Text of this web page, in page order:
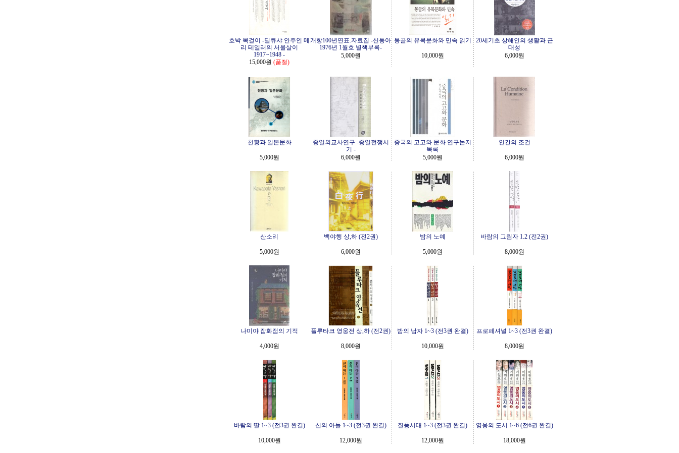
호박 목걸이 -딜큐샤 안주인 메
리 테일러의 서울살이
1917~1948 -
15,000원 (품절)
개항100년연표.자료집 -신동아
1976년 1월호 별책부록-
5,000원
몽골의 유목문화와 민속 읽기
10,000원
20세기초 상해인의 생활과 근
대성
6,000원
천황과 일본문화
5,000원
중일외교사연구 -중일전쟁시
기 -
6,000원
중국의 고고와 문화 연구논저
목록
5,000원
인간의 조건
6,000원
산소리
5,000원
백야행 상,하 (전2권)
6,000원
밤의 노예
5,000원
바람의 그림자 1.2 (전2권)
8,000원
나미야 잡화점의 기적
4,000원
플루타크 영웅전 상,하 (전2권)
8,000원
밤의 남자 1~3 (전3권 완결)
10,000원
프로페셔널 1~3 (전3권 완결)
8,000원
바람의 딸 1~3 (전3권 완결)
10,000원
신의 아들 1~3 (전3권 완결)
12,000원
질풍시대 1~3 (전3권 완결)
12,000원
영웅의 도시 1~6 (전6권 완결)
18,000원